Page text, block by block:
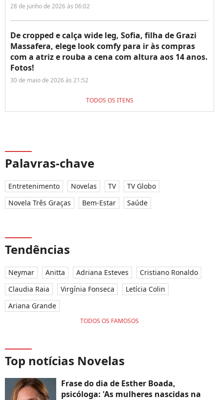
28 de junho de 2026 às 06:02
De cropped e calça wide leg, Sofia, filha de Grazi
Massafera, elege look comfy para ir às compras
com a atriz e rouba a cena com altura aos 14 anos.
Fotos!
30 de maio de 2026 às 21:52
TODOS OS ITENS
Palavras-chave
Entretenimento Novelas TV
TV Globo
Novela Três Graças
Bem-Estar Saúde
Tendências
Neymar Anitta Adriana Esteves
Cristiano Ronaldo
Claudia Raia
Virgínia Fonseca
Letícia Colin
Ariana Grande
TODOS OS FAMOSOS
Top notícias Novelas
Frase do dia de Esther Boada,
psicóloga: 'As mulheres nascidas na